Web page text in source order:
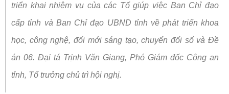
triển khai nhiệm vụ của các Tổ giúp việc Ban Chỉ đạo
cấp tỉnh và Ban Chỉ đạo UBND tỉnh về phát triển khoa
học, công nghệ, đổi mới sáng tạo, chuyển đổi số và Đề
án 06. Đại tá Trịnh Văn Giang, Phó Giám đốc Công an
tỉnh, Tổ trưởng chủ trì hội nghị.